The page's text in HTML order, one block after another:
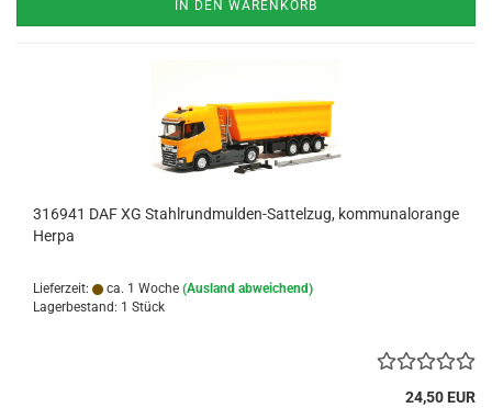
IN DEN WARENKORB
316941 DAF XG Stahlrundmulden-Sattelzug, kommunalorange
Herpa
Lieferzeit: ca. 1 Woche (Ausland abweichend)
Lagerbestand: 1 Stück
24,50 EUR